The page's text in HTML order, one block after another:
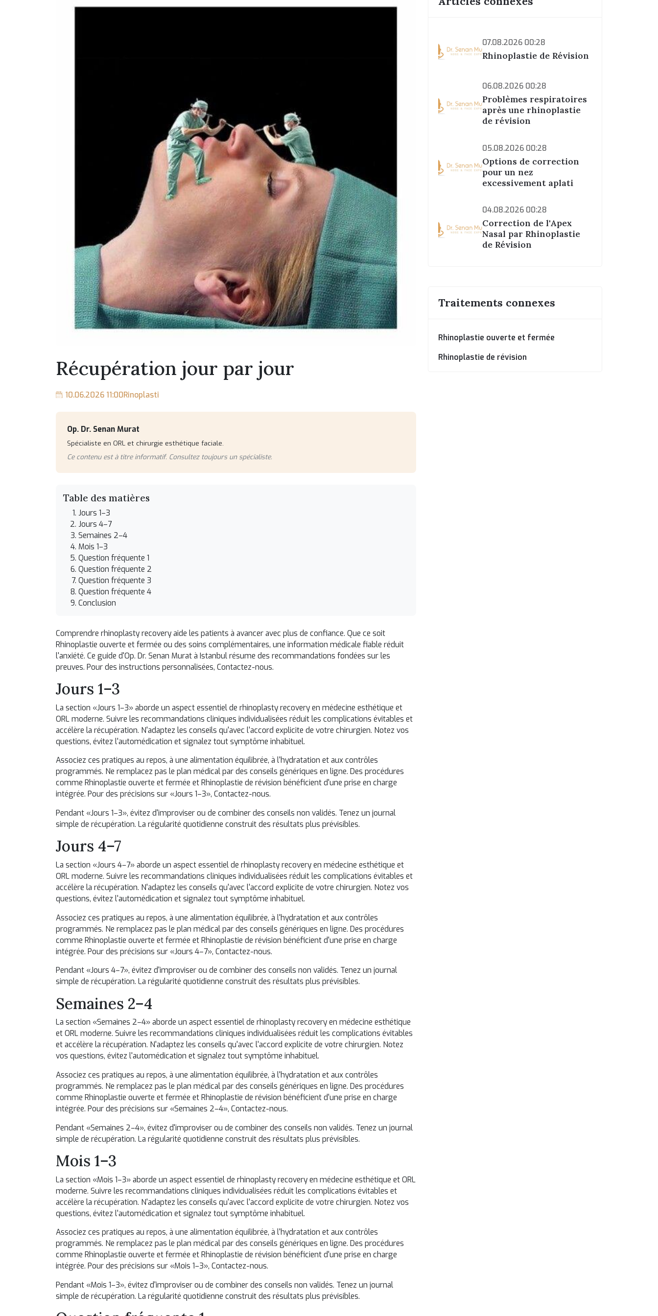
Récupération jour par jour
10.06.2026 11:00Rinoplasti
Op. Dr. Senan Murat
Spécialiste en ORL et chirurgie esthétique faciale.
Ce contenu est à titre informatif. Consultez toujours un spécialiste.
Table des matières
Jours 1–3
Jours 4–7
Semaines 2–4
Mois 1–3
Question fréquente 1
Question fréquente 2
Question fréquente 3
Question fréquente 4
Conclusion
Comprendre rhinoplasty recovery aide les patients à avancer avec plus de confiance. Que ce soit
Rhinoplastie ouverte et fermée ou des soins complémentaires, une information médicale fiable réduit
l'anxiété. Ce guide d'Op. Dr. Senan Murat à Istanbul résume des recommandations fondées sur les
preuves. Pour des instructions personnalisées, Contactez-nous.
Jours 1–3
La section «Jours 1–3» aborde un aspect essentiel de rhinoplasty recovery en médecine esthétique et
ORL moderne. Suivre les recommandations cliniques individualisées réduit les complications évitables et
accélère la récupération. N'adaptez les conseils qu'avec l'accord explicite de votre chirurgien. Notez vos
questions, évitez l'automédication et signalez tout symptôme inhabituel.
Associez ces pratiques au repos, à une alimentation équilibrée, à l'hydratation et aux contrôles
programmés. Ne remplacez pas le plan médical par des conseils génériques en ligne. Des procédures
comme Rhinoplastie ouverte et fermée etRhinoplastie de révision bénéficient d'une prise en charge
intégrée. Pour des précisions sur «Jours 1–3», Contactez-nous.
Pendant «Jours 1–3», évitez d'improviser ou de combiner des conseils non validés. Tenez un journal
simple de récupération. La régularité quotidienne construit des résultats plus prévisibles.
Jours 4–7
La section «Jours 4–7» aborde un aspect essentiel de rhinoplasty recovery en médecine esthétique et
ORL moderne. Suivre les recommandations cliniques individualisées réduit les complications évitables et
accélère la récupération. N'adaptez les conseils qu'avec l'accord explicite de votre chirurgien. Notez vos
questions, évitez l'automédication et signalez tout symptôme inhabituel.
Associez ces pratiques au repos, à une alimentation équilibrée, à l'hydratation et aux contrôles
programmés. Ne remplacez pas le plan médical par des conseils génériques en ligne. Des procédures
comme Rhinoplastie ouverte et fermée etRhinoplastie de révision bénéficient d'une prise en charge
intégrée. Pour des précisions sur «Jours 4–7», Contactez-nous.
Pendant «Jours 4–7», évitez d'improviser ou de combiner des conseils non validés. Tenez un journal
simple de récupération. La régularité quotidienne construit des résultats plus prévisibles.
Semaines 2–4
La section «Semaines 2–4» aborde un aspect essentiel de rhinoplasty recovery en médecine esthétique
et ORL moderne. Suivre les recommandations cliniques individualisées réduit les complications évitables
et accélère la récupération. N'adaptez les conseils qu'avec l'accord explicite de votre chirurgien. Notez
vos questions, évitez l'automédication et signalez tout symptôme inhabituel.
Associez ces pratiques au repos, à une alimentation équilibrée, à l'hydratation et aux contrôles
programmés. Ne remplacez pas le plan médical par des conseils génériques en ligne. Des procédures
comme Rhinoplastie ouverte et fermée etRhinoplastie de révision bénéficient d'une prise en charge
intégrée. Pour des précisions sur «Semaines 2–4», Contactez-nous.
Pendant «Semaines 2–4», évitez d'improviser ou de combiner des conseils non validés. Tenez un journal
simple de récupération. La régularité quotidienne construit des résultats plus prévisibles.
Mois 1–3
La section «Mois 1–3» aborde un aspect essentiel de rhinoplasty recovery en médecine esthétique et ORL
moderne. Suivre les recommandations cliniques individualisées réduit les complications évitables et
accélère la récupération. N'adaptez les conseils qu'avec l'accord explicite de votre chirurgien. Notez vos
questions, évitez l'automédication et signalez tout symptôme inhabituel.
Associez ces pratiques au repos, à une alimentation équilibrée, à l'hydratation et aux contrôles
programmés. Ne remplacez pas le plan médical par des conseils génériques en ligne. Des procédures
comme Rhinoplastie ouverte et fermée etRhinoplastie de révision bénéficient d'une prise en charge
intégrée. Pour des précisions sur «Mois 1–3», Contactez-nous.
Pendant «Mois 1–3», évitez d'improviser ou de combiner des conseils non validés. Tenez un journal
simple de récupération. La régularité quotidienne construit des résultats plus prévisibles.
07.08.2026 00:28
Rhinoplastie de Révision
06.08.2026 00:28
Problèmes respiratoires
après une rhinoplastie
de révision
05.08.2026 00:28
Options de correction
pour un nez
excessivement aplati
04.08.2026 00:28
Correction de l'Apex
Nasal par Rhinoplastie
de Révision
Traitements connexes
Rhinoplastie ouverte et fermée
Rhinoplastie de révision